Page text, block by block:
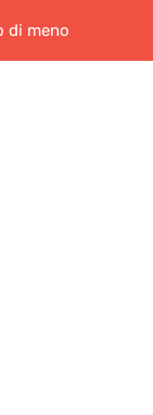
di meno